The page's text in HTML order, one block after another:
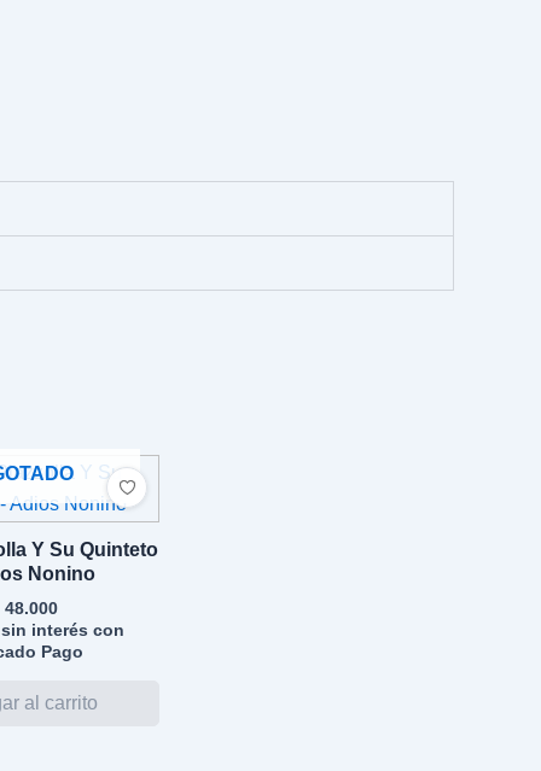
Y Su Quinteto
Nonino
48.000
interés con
Pago